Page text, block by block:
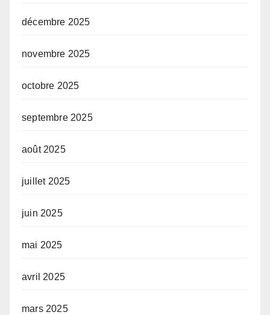
décembre 2025
novembre 2025
octobre 2025
septembre 2025
août 2025
juillet 2025
juin 2025
mai 2025
avril 2025
mars 2025